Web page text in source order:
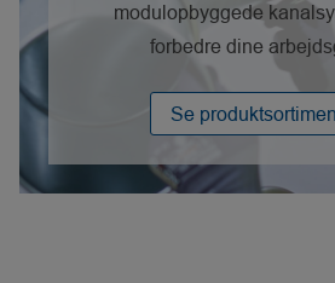
modulopbyggede
forbedre dine
Se